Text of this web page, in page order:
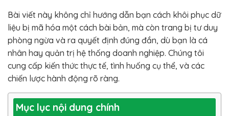
Bài viết này không chỉ hướng dẫn bạn cách khôi phục dữ
liệu bị mã hóa một cách bài bản, mà còn trang bị tư duy
phòng ngừa và ra quyết định đúng đắn, dù bạn là cá
nhân hay quản trị hệ thống doanh nghiệp. Chúng tôi
cung cấp kiến thức thực tế, tình huống cụ thể, và các
chiến lược hành động rõ ràng.
Mục lục nội dung chính